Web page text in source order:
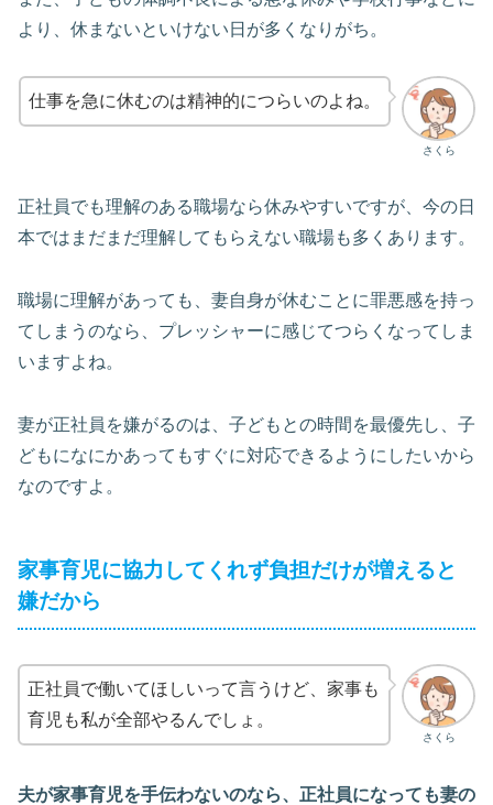
より、休まないといけない日が多くなりがち。
さくら
仕事を急に休むのは精神的につらいのよね。
正社員でも理解のある職場なら休みやすいですが、今の日
本ではまだまだ理解してもらえない職場も多くあります。
職場に理解があっても、妻自身が休むことに罪悪感を持っ
てしまうのなら、プレッシャーに感じてつらくなってしま
いますよね。
妻が正社員を嫌がるのは、子どもとの時間を最優先し、子
どもになにかあってもすぐに対応できるようにしたいから
なのですよ。
家事育児に協力してくれず負担だけが増えると
嫌だから
さくら
正社員で働いてほしいって言うけど、家事も
育児も私が全部やるんでしょ。
夫が家事育児を手伝わないのなら、正社員になっても妻の